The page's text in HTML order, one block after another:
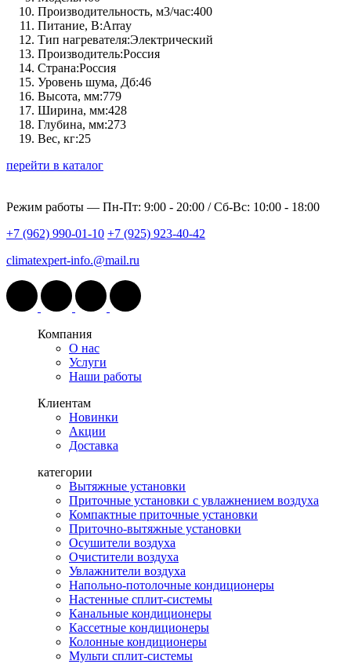
Производительность, м3/час:400
Питание, В:Array
Тип нагревателя:Электрический
Производитель:Россия
Страна:Россия
Уровень шума, Дб:46
Высота, мм:779
Ширина, мм:428
Глубина, мм:273
Вес, кг:25
перейти в каталог
Режим работы — Пн-Пт: 9:00 - 20:00 / Сб-Вс: 10:00 - 18:00
+7 (962) 990-01-10 +7 (925) 923-40-42
climatexpert-info.@mail.ru
Компания
О нас
Услуги
Наши работы
Клиентам
Новинки
Акции
Доставка
категории
Вытяжные установки
Приточные установки с увлажнением воздуха
Компактные приточные установки
Приточно-вытяжные установки
Осушители воздуха
Очистители воздуха
Увлажнители воздуха
Напольно-потолочные кондиционеры
Настенные сплит-системы
Канальные кондиционеры
Кассетные кондиционеры
Колонные кондиционеры
Мульти сплит-системы